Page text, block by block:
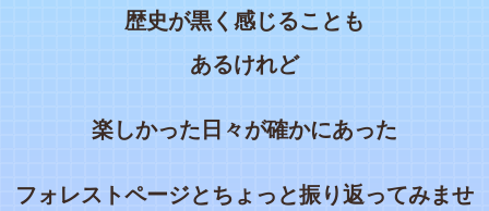
歴史が黒く感じることも
あるけれど
楽しかった日々が確かにあった
フォレストページとちょっと振り返ってみませ